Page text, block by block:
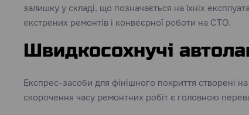
залишку у складі, що позначається на їхніх
екстрених ремонтів і конвеєрної роботи на СТО.
Швидкосохнучі
Експрес-засоби для фінішного покриття створені
скорочення часу ремонтних робіт є головною